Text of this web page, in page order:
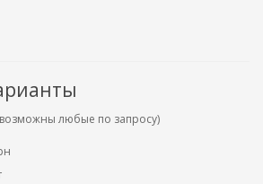
любые по запросу)